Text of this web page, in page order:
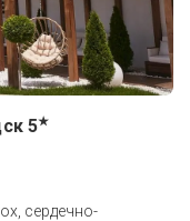
5★
сердечно-